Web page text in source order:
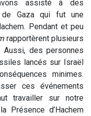
assisté à des
Gaza qui fut une
Pendant et peu
rapportèrent plusieurs
des personnes
lancés sur Israël
minimes.
ces événements
travailler sur notre
Présence d’Hachem